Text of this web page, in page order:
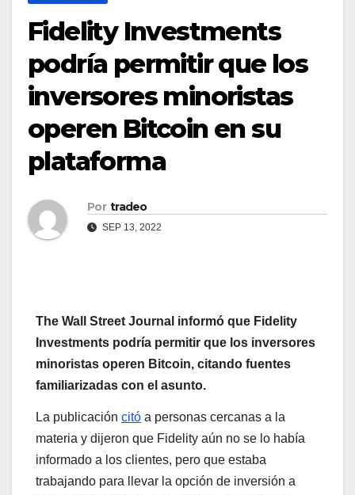
Fidelity Investments
podría permitir que los
inversores minoristas
operen Bitcoin en su
plataforma
Por tradeo
SEP 13, 2022
The Wall Street Journal informó que Fidelity
Investments podría permitir que los inversores
minoristas operen Bitcoin, citando fuentes
familiarizadas con el asunto.
La publicación citó a personas cercanas a la
materia y dijeron que Fidelity aún no se lo había
informado a los clientes, pero que estaba
trabajando para llevar la opción de inversión a